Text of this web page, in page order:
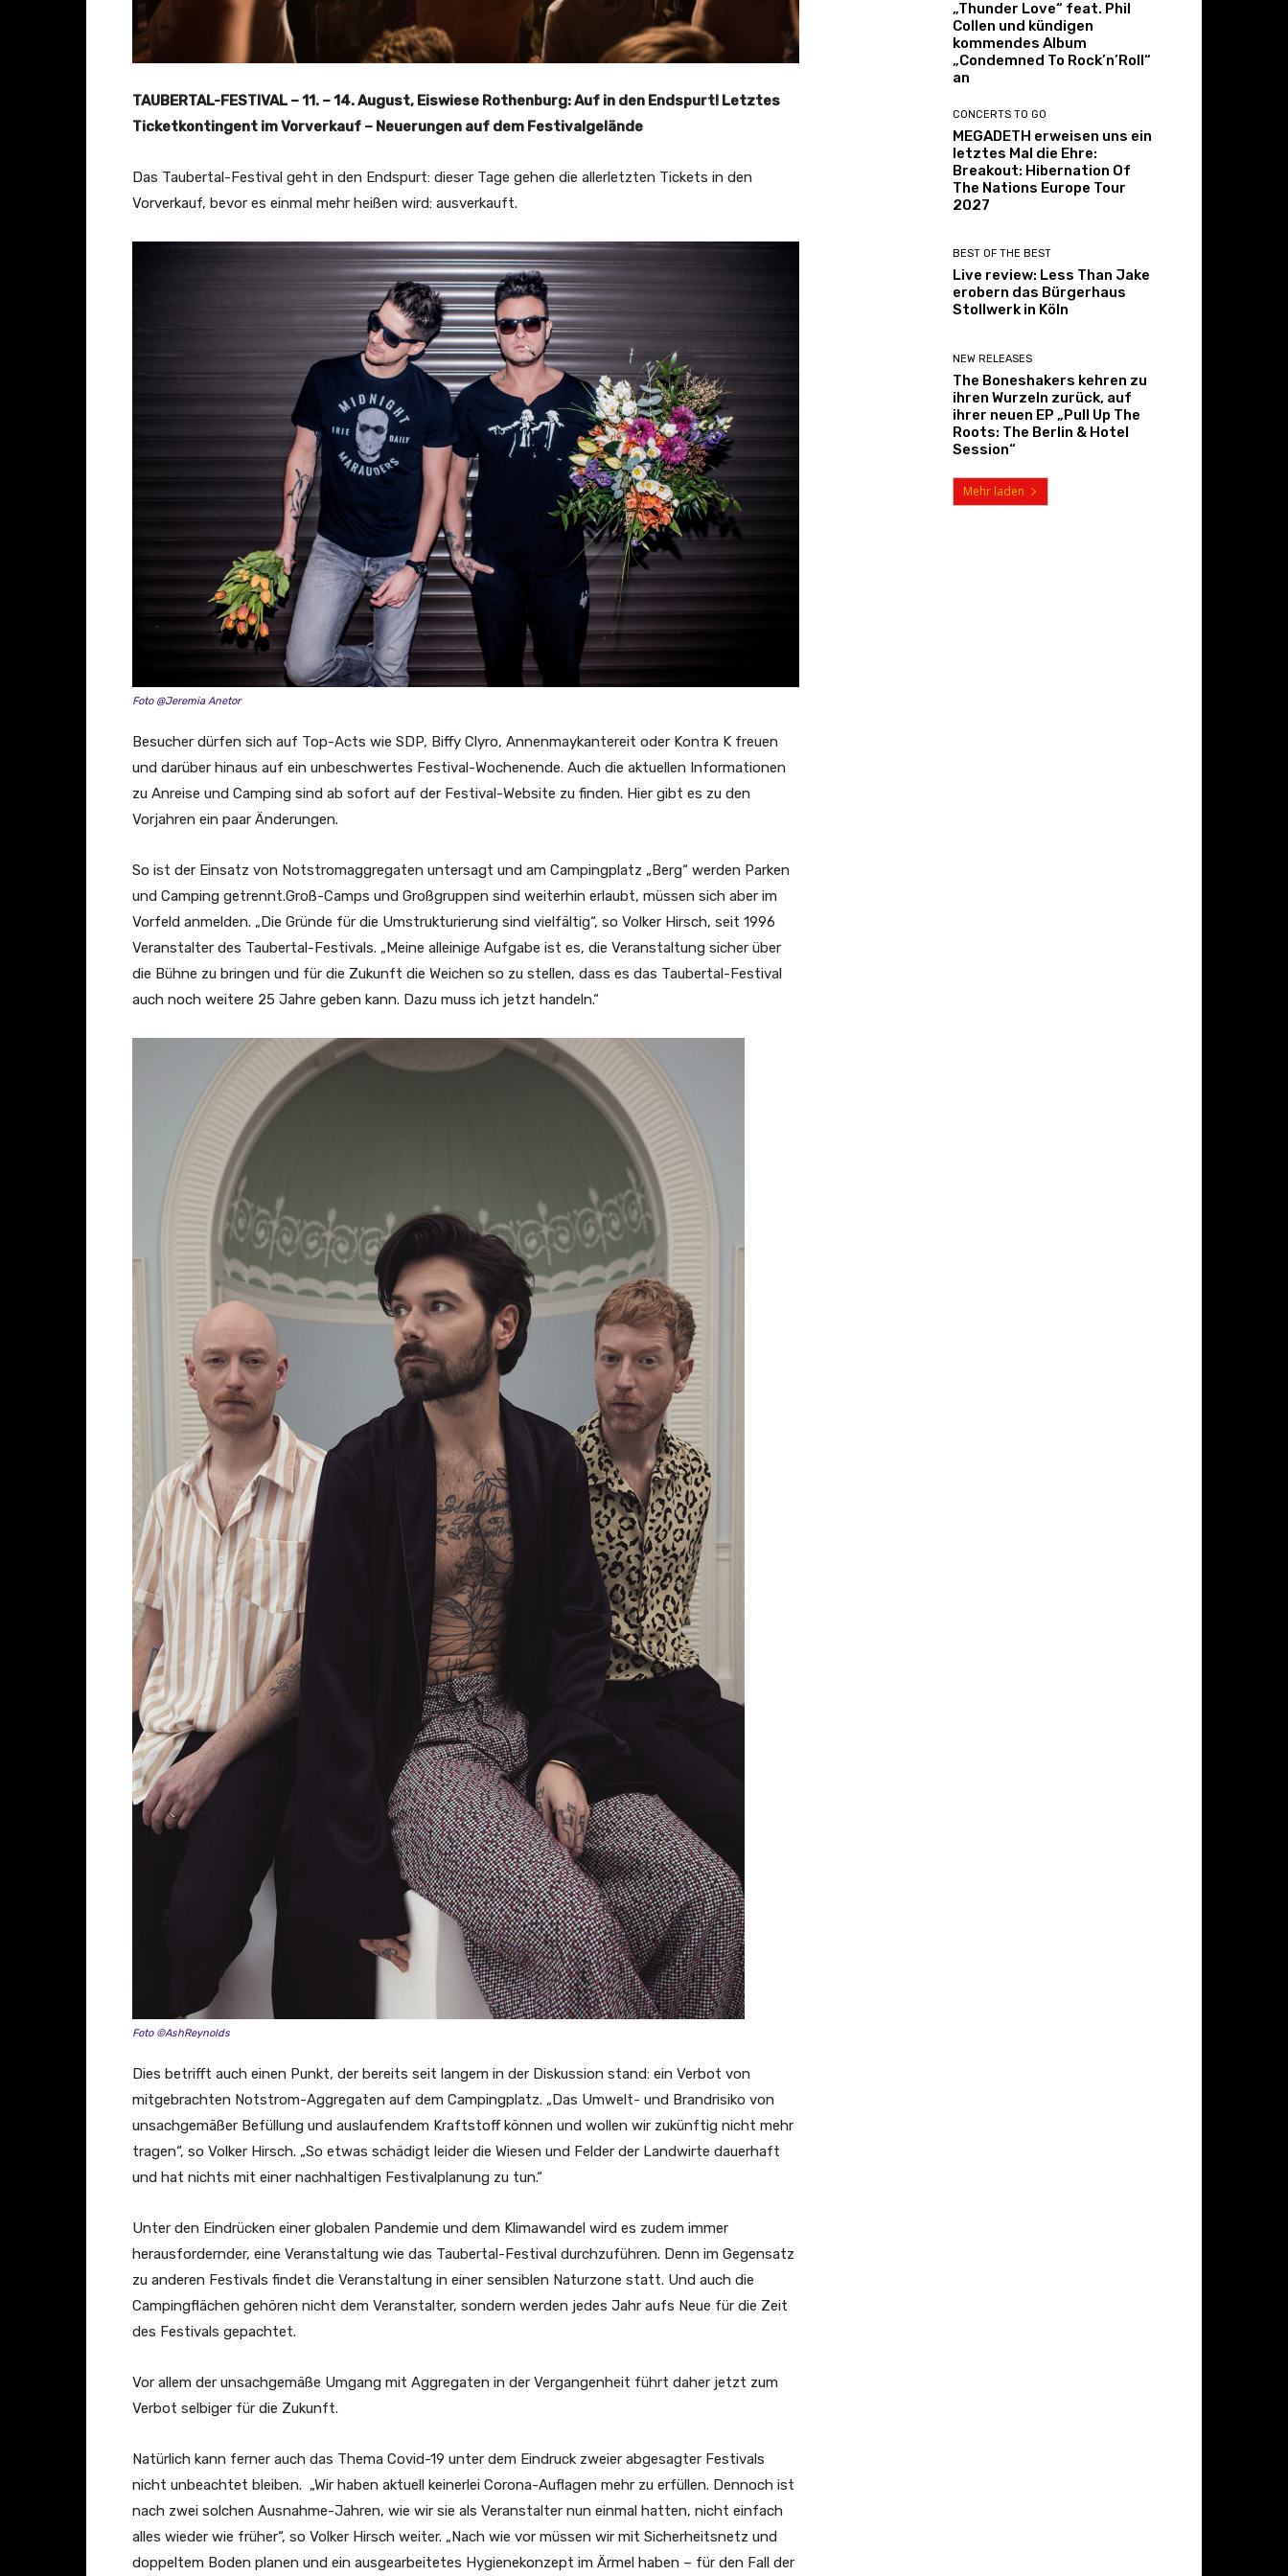
TAUBERTAL-FESTIVAL – 11. – 14. August, Eiswiese Rothenburg: Auf in den Endspurt! Letztes
Ticketkontingent im Vorverkauf – Neuerungen auf dem Festivalgelände
Das Taubertal-Festival geht in den Endspurt: dieser Tage gehen die allerletzten Tickets in den
Vorverkauf, bevor es einmal mehr heißen wird: ausverkauft.
Foto @Jeremia Anetor
Besucher dürfen sich auf Top-Acts wie SDP, Biffy Clyro, Annenmaykantereit oder Kontra K freuen
und darüber hinaus auf ein unbeschwertes Festival-Wochenende. Auch die aktuellen Informationen
zu Anreise und Camping sind ab sofort auf der Festival-Website zu finden. Hier gibt es zu den
Vorjahren ein paar Änderungen.
So ist der Einsatz von Notstromaggregaten untersagt und am Campingplatz „Berg“ werden Parken
und Camping getrennt.Groß-Camps und Großgruppen sind weiterhin erlaubt, müssen sich aber im
Vorfeld anmelden. „Die Gründe für die Umstrukturierung sind vielfältig“, so Volker Hirsch, seit 1996
Veranstalter des Taubertal-Festivals. „Meine alleinige Aufgabe ist es, die Veranstaltung sicher über
die Bühne zu bringen und für die Zukunft die Weichen so zu stellen, dass es das Taubertal-Festival
auch noch weitere 25 Jahre geben kann. Dazu muss ich jetzt handeln.“
Foto ©AshReynolds
Dies betrifft auch einen Punkt, der bereits seit langem in der Diskussion stand: ein Verbot von
mitgebrachten Notstrom-Aggregaten auf dem Campingplatz. „Das Umwelt- und Brandrisiko von
unsachgemäßer Befüllung und auslaufendem Kraftstoff können und wollen wir zukünftig nicht mehr
tragen“, so Volker Hirsch. „So etwas schädigt leider die Wiesen und Felder der Landwirte dauerhaft
und hat nichts mit einer nachhaltigen Festivalplanung zu tun.“
Unter den Eindrücken einer globalen Pandemie und dem Klimawandel wird es zudem immer
herausfordernder, eine Veranstaltung wie das Taubertal-Festival durchzuführen. Denn im Gegensatz
zu anderen Festivals findet die Veranstaltung in einer sensiblen Naturzone statt. Und auch die
Campingflächen gehören nicht dem Veranstalter, sondern werden jedes Jahr aufs Neue für die Zeit
des Festivals gepachtet.
Vor allem der unsachgemäße Umgang mit Aggregaten in der Vergangenheit führt daher jetzt zum
Verbot selbiger für die Zukunft.
Natürlich kann ferner auch das Thema Covid-19 unter dem Eindruck zweier abgesagter Festivals
nicht unbeachtet bleiben. „Wir haben aktuell keinerlei Corona-Auflagen mehr zu erfüllen. Dennoch ist
nach zwei solchen Ausnahme-Jahren, wie wir sie als Veranstalter nun einmal hatten, nicht einfach
alles wieder wie früher“, so Volker Hirsch weiter. „Nach wie vor müssen wir mit Sicherheitsnetz und
doppeltem Boden planen und ein ausgearbeitetes Hygienekonzept im Ärmel haben – für den Fall der
„Thunder Love“ feat. Phil
Collen und kündigen
kommendes Album
„Condemned To Rock’n’Roll“
an
CONCERTS TO GO
MEGADETH erweisen uns ein
letztes Mal die Ehre:
Breakout: Hibernation Of
The Nations Europe Tour
2027
BEST OF THE BEST
Live review: Less Than Jake
erobern das Bürgerhaus
Stollwerk in Köln
NEW RELEASES
The Boneshakers kehren zu
ihren Wurzeln zurück, auf
ihrer neuen EP „Pull Up The
Roots: The Berlin & Hotel
Session“
Mehr laden